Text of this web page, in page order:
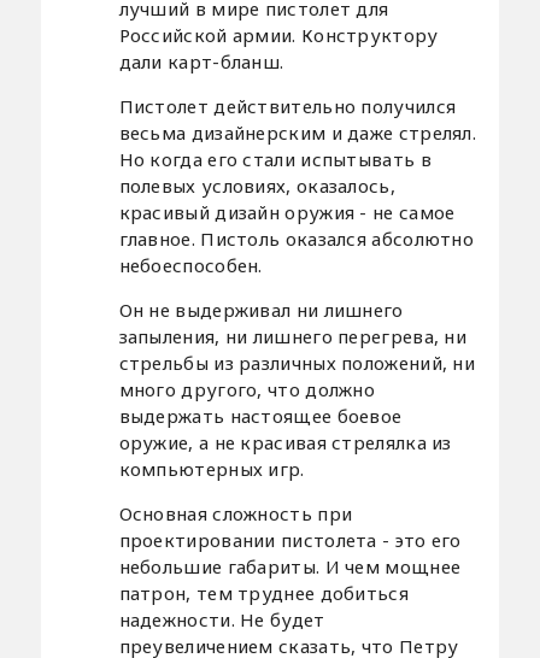
лучший в мире пистолет для
Российской армии. Конструктору
дали карт-бланш.
Пистолет действительно получился
весьма дизайнерским и даже стрелял.
Но когда его стали испытывать в
полевых условиях, оказалось,
красивый дизайн оружия - не самое
главное. Пистоль оказался абсолютно
небоеспособен.
Он не выдерживал ни лишнего
запыления, ни лишнего перегрева, ни
стрельбы из различных положений, ни
много другого, что должно
выдержать настоящее боевое
оружие, а не красивая стрелялка из
компьютерных игр.
Основная сложность при
проектировании пистолета - это его
небольшие габариты. И чем мощнее
патрон, тем труднее добиться
надежности. Не будет
преувеличением сказать, что Петру